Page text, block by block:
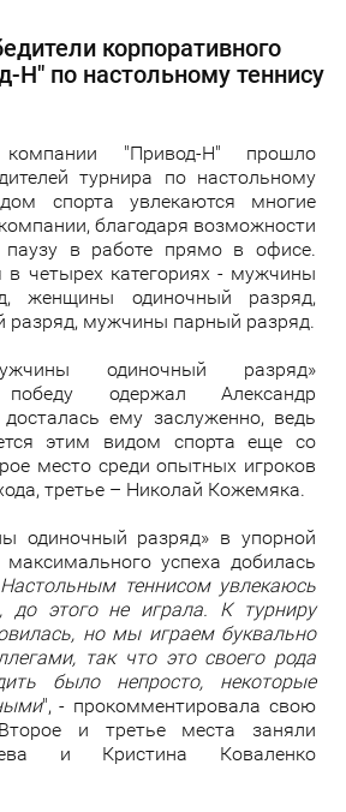
корпоративного
Н" по настольному теннису
"Привод-Н" прошло
турнира по настольному
спорта увлекаются многие
благодаря возможности
паузу в работе прямо в офисе.
в четырех категориях - мужчины
женщины одиночный разряд,
мужчины парный разряд.
одиночный разряд»
победу одержал Александр
ему заслуженно, ведь
этим видом спорта еще со
место среди опытных игроков
третье – Николай Кожемяка.
одиночный разряд» в упорной
успеха добилась
Настольным теннисом увлекаюсь
до этого не играла. К турниру
но мы играем буквально
так что это своего рода
было непросто, некоторые
", - прокомментировала свою
и третье места заняли
и Кристина Коваленко